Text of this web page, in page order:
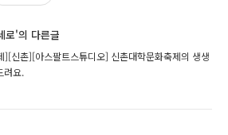
로'의 다른글
][신촌][아스팔트스튜디오] 신촌대학문화축제의 생생
려요.